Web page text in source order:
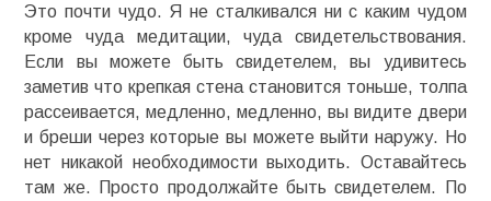
Это почти чудо. Я не сталкивался ни с каким чудом
кроме чуда медитации, чуда свидетельствования.
Если вы можете быть свидетелем, вы удивитесь
заметив что крепкая стена становится тоньше, толпа
рассеивается, медленно, медленно, вы видите двери
и бреши через которые вы можете выйти наружу. Но
нет никакой необходимости выходить. Оставайтесь
там же. Просто продолжайте быть свидетелем. По